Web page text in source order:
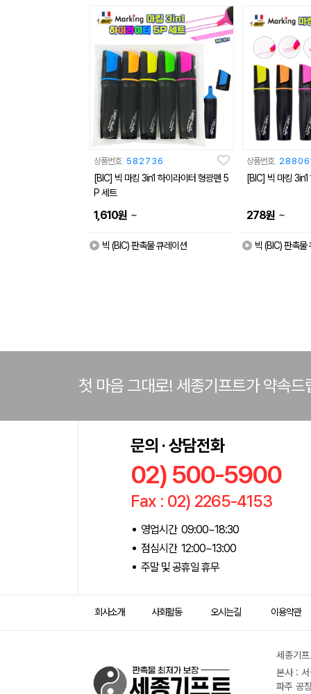
상품번호 582736
[BIC] 빅 마킹 3in1 하이라이터 형광펜 5
P 세트
1,610원 ~
빅 (BIC) 판촉물 큐레이션
상품번호
[BIC] 빅 마킹
278원 ~
빅 (BIC) 판촉물
첫 마음 그대로! 세종기프트가 약속드
문의 · 상담전화
02) 500-5900
Fax : 02) 2265-4153
영업시간 09:00~18:30
점심시간 12:00~13:00
주말 및 공휴일 휴무
회사소개 사회활동 오시는길 이용약관
세종기
본사 :
파주 공